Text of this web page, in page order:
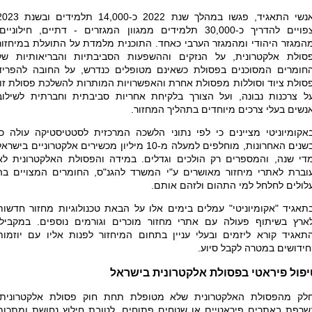
אנשי התאגיד, פגשו במהלך שנת 2022 כ-14,000
צפויים להדריך כ-30,000 תלמידים ממגוון המגזרים - דתיים, חילוניים,
היהודי ומהמגזר הערבי כאחד. התוכנית מלמדת על התועלת
אלקטרונית, על הנזקים וההשפעות הסביבתיות והבריאותיות
המסוכנים בפסולת כשאינם מטופלים כנדרש, על החובה
ציוד וסוללות מפסולת אחרת והאפשרויות המותרות להשלכת פסולת זו,
צרכנות נבונה, ועל הצורך בלקיחת אחריות סביבתית וחברתית
בעלי צרכים מיוחדים בתהליך המחזור
מציינים כי לפי נתוני הלשכה המרכזית לסטטיסטיקה עולה
בשנים האחרונות, מוחלפים למעלה מ-10 מיליון מכשירים אלקטרוניים
שנה, והמספרים רק הולכים וגדלים. במידה והפסולת האלקטרונית
לאתרי מיחזור מאושרים ע"י המשרד להגנ"ס, החומרים המצויים
לחלחל למי התהום ולזהם אותם.
"אקומיוניטי" עמלים בימים אלו על​ הבאת טכנולוגיות מחזור
בשיתוף פעולה עם אתרי מחזור מוכרים וגורמים נוספים. במקביל,
קורא ליזמים ובעלי עניין בתחום המיחזור לפנות אליו עם
במטרה לקבל סיוע.
פיראטי בפסולת אלקטרונית בישראל
מהפסולת האלקטרונית שלא מטופלת תחת חוק פסולת אלקטרונית,